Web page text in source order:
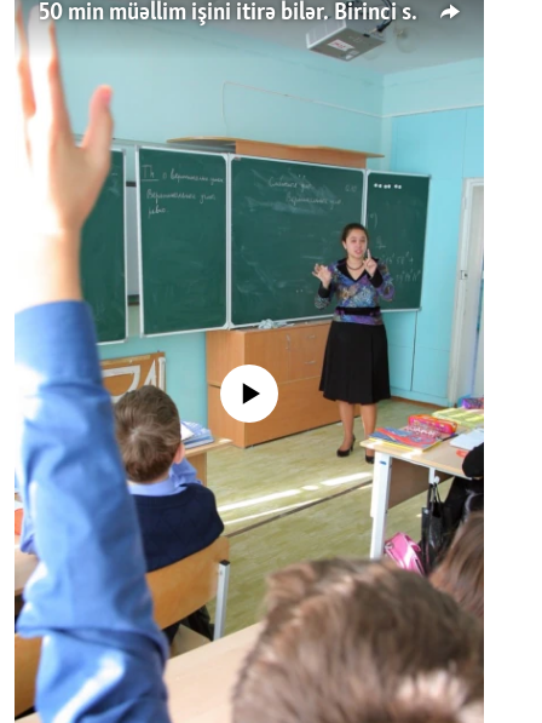
50 min müəllim işini itirə bilər. Birinci sinfə gedənlər azalır
No media source currently available